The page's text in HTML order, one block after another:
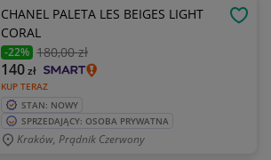
CHANEL PALETA LES BEIGES LIGHT
CORAL
-22% 180,00 zł
KUP TERAZ
140zł
STAN: NOWY
SPRZEDAJĄCY: OSOBA PRYWATNA
Kraków, Prądnik Czerwony